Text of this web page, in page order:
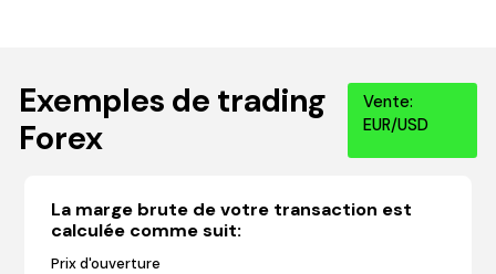
Exemples de trading
Forex
Vente:
EUR/USD
La marge brute de votre transaction est
calculée comme suit:
Prix d'ouverture